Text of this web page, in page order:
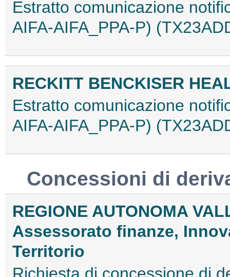
Estratto comunicazione
AIFA-AIFA_PPA-P)
RECKITT BENCKISER
Estratto comunicazione
AIFA-AIFA_PPA-P)
Concessioni di
REGIONE AUTONOMA
Assessorato finanze,
Territorio